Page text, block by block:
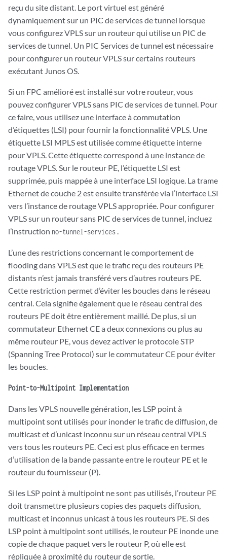
reçu du site distant. Le port virtuel est généré
dynamiquement sur un PIC de services de tunnel lorsque
vous configurez VPLS sur un routeur qui utilise un PIC de
services de tunnel. Un PIC Services de tunnel est nécessaire
pour configurer un routeur VPLS sur certains routeurs
exécutant Junos OS.
Si un FPC amélioré est installé sur votre routeur, vous
pouvez configurer VPLS sans PIC de services de tunnel. Pour
ce faire, vous utilisez une interface à commutation
d’étiquettes (LSI) pour fournir la fonctionnalité VPLS. Une
étiquette LSI MPLS est utilisée comme étiquette interne
pour VPLS. Cette étiquette correspond à une instance de
routage VPLS. Sur le routeur PE, l’étiquette LSI est
supprimée, puis mappée à une interface LSI logique. La trame
Ethernet de couche 2 est ensuite transférée via l’interface LSI
vers l’instance de routage VPLS appropriée. Pour configurer
VPLS sur un routeur sans PIC de services de tunnel, incluez
l’instruction no-tunnel-services .
L’une des restrictions concernant le comportement de
flooding dans VPLS est que le trafic reçu des routeurs PE
distants n’est jamais transféré vers d’autres routeurs PE.
Cette restriction permet d’éviter les boucles dans le réseau
central. Cela signifie également que le réseau central des
routeurs PE doit être entièrement maillé. De plus, si un
commutateur Ethernet CE a deux connexions ou plus au
même routeur PE, vous devez activer le protocole STP
(Spanning Tree Protocol) sur le commutateur CE pour éviter
les boucles.
Point-to-Multipoint Implementation
Dans les VPLS nouvelle génération, les LSP point à
multipoint sont utilisés pour inonder le trafic de diffusion, de
multicast et d’unicast inconnu sur un réseau central VPLS
vers tous les routeurs PE. Ceci est plus efficace en termes
d’utilisation de la bande passante entre le routeur PE et le
routeur du fournisseur (P).
Si les LSP point à multipoint ne sont pas utilisés, l’routeur PE
doit transmettre plusieurs copies des paquets diffusion,
multicast et inconnus unicast à tous les routeurs PE. Si des
LSP point à multipoint sont utilisés, le routeur PE inonde une
copie de chaque paquet vers le routeur P, où elle est
répliquée à proximité du routeur de sortie.